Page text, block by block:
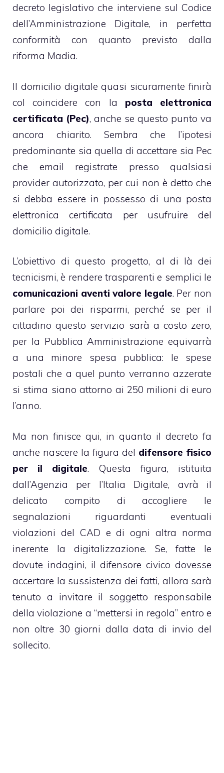
decreto legislativo che interviene sul Codice
dell’Amministrazione Digitale, in perfetta
conformità con quanto previsto dalla
riforma Madia.
Il domicilio digitale quasi sicuramente finirà
col coincidere con la posta elettronica
certificata (Pec), anche se questo punto va
ancora chiarito. Sembra che l’ipotesi
predominante sia quella di accettare sia Pec
che email registrate presso qualsiasi
provider autorizzato, per cui non è detto che
si debba essere in possesso di una posta
elettronica certificata per usufruire del
domicilio digitale.
L’obiettivo di questo progetto, al di là dei
tecnicismi, è rendere trasparenti e semplici le
comunicazioni aventi valore legale. Per non
parlare poi dei risparmi, perché se per il
cittadino questo servizio sarà a costo zero,
per la Pubblica Amministrazione equivarrà
a una minore spesa pubblica: le spese
postali che a quel punto verranno azzerate
si stima siano attorno ai 250 milioni di euro
l’anno.
Ma non finisce qui, in quanto il decreto fa
anche nascere la figura del difensore fisico
per il digitale. Questa figura, istituita
dall’Agenzia per l’Italia Digitale, avrà il
delicato compito di accogliere le
segnalazioni riguardanti eventuali
violazioni del CAD e di ogni altra norma
inerente la digitalizzazione. Se, fatte le
dovute indagini, il difensore civico dovesse
accertare la sussistenza dei fatti, allora sarà
tenuto a invitare il soggetto responsabile
della violazione a “mettersi in regola” entro e
non oltre 30 giorni dalla data di invio del
sollecito.